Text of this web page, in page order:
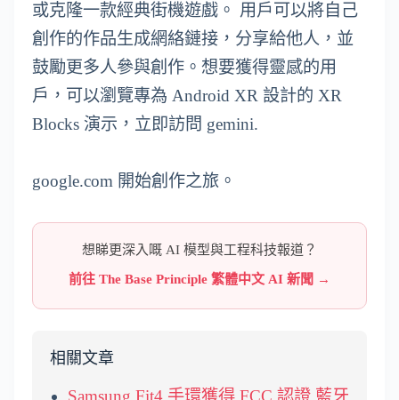
或克隆一款經典街機遊戲。 用戶可以將自己
創作的作品生成網絡鏈接，分享給他人，並
鼓勵更多人參與創作。想要獲得靈感的用
戶，可以瀏覽專為 Android XR 設計的 XR
Blocks 演示，立即訪問 gemini.
google.com 開始創作之旅。
想睇更深入嘅 AI 模型與工程科技報道？
前往 The Base Principle 繁體中文 AI 新聞 →
相關文章
Samsung Fit4 手環獲得 FCC 認證 藍牙